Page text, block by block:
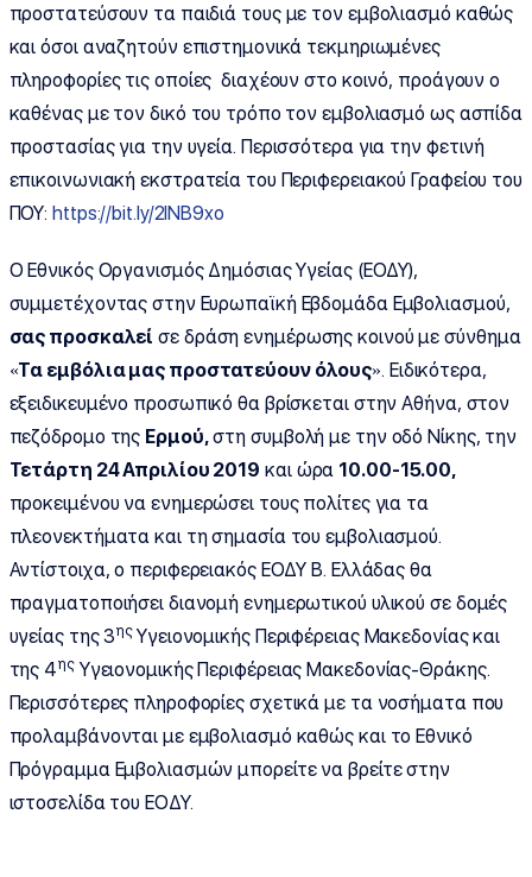
προστατεύσουν τα παιδιά τους με τον εμβολιασμό καθώς
και όσοι αναζητούν επιστημονικά τεκμηριωμένες
πληροφορίες τις οποίες διαχέουν στο κοινό, προάγουν ο
καθένας με τον δικό του τρόπο τον εμβολιασμό ως ασπίδα
προστασίας για την υγεία. Περισσότερα για την φετινή
επικοινωνιακή εκστρατεία του Περιφερειακού Γραφείου του
ΠΟΥ: https://bit.ly/2INB9xo
Ο Εθνικός Οργανισμός Δημόσιας Υγείας (ΕΟΔΥ),
συμμετέχοντας στην Ευρωπαϊκή Εβδομάδα Εμβολιασμού,
σας προσκαλεί σε δράση ενημέρωσης κοινού με σύνθημα
«Τα εμβόλια μας προστατεύουν όλους». Ειδικότερα,
εξειδικευμένο προσωπικό θα βρίσκεται στην Αθήνα, στον
πεζόδρομο της Ερμού,στη συμβολή με την οδό Νίκης, την
Τετάρτη 24 Απριλίου 2019 και ώρα 10.00-15.00,
προκειμένου να ενημερώσει τους πολίτες για τα
πλεονεκτήματα και τη σημασία του εμβολιασμού.
Αντίστοιχα, ο περιφερειακός ΕΟΔΥ Β. Ελλάδας θα
πραγματοποιήσει διανομή ενημερωτικού υλικού σε δομές
υγείας της 3ηςΥγειονομικής Περιφέρειας Μακεδονίας και
της 4ηςΥγειονομικής Περιφέρειας Μακεδονίας-Θράκης.
Περισσότερες πληροφορίες σχετικά με τα νοσήματα που
προλαμβάνονται με εμβολιασμό καθώς και το Εθνικό
Πρόγραμμα Εμβολιασμών μπορείτε να βρείτε στην
ιστοσελίδα του ΕΟΔΥ.